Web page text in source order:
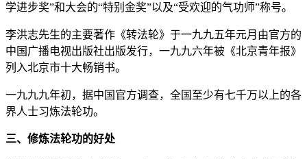
学进步奖”和大会的“特别金奖”以及“受欢迎的气功师”称号。
李洪志先生的主要著作《转法轮》于一九九五年元月由官方的
中国广播电视出版社出版发行，一九九六年被《北京青年报》
列入北京市十大畅销书。
一九九九年初，据中国官方调查，全国至少有七千万以上的各
界人士习炼法轮功。
三、修炼法轮功的好处